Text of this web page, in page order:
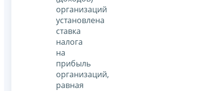
организаций
установлена
ставка
налога
на
прибыль
организаций,
равная